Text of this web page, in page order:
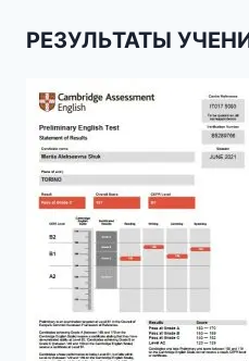
РЕЗУЛЬТАТЫ